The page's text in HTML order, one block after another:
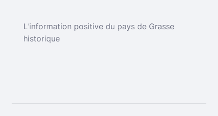
L'information positive du pays de Grasse
historique